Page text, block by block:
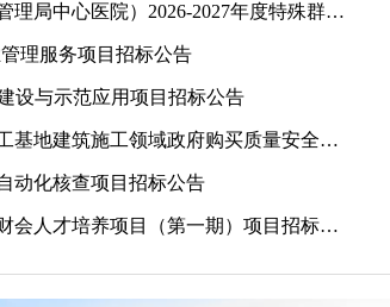
宁夏回族自治区兴庆监狱（宁夏监狱管理局中心医院）2026-2027年度特殊群体卫生健康服务采购项目竞争性磋商采购公告
理服务项目招标公告
设与示范应用项目招标公告
宁东管委会建设和交通局宁东能源化工基地建筑施工领域政府购买质量安全技术服务项目招标公告
动化核查项目招标公告
宁夏回族自治区财政厅自治区高层次财会人才培养项目（第一期）项目招标公告